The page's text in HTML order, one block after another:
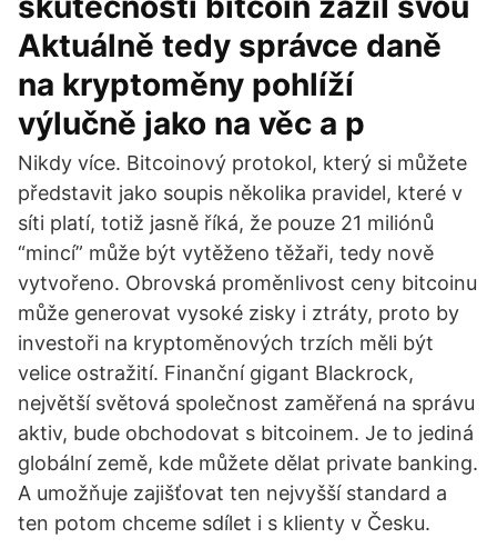
Aktuálně tedy správce daně
na kryptoměny pohlíží
výlučně jako na věc a p
Nikdy více. Bitcoinový protokol, který si můžete
představit jako soupis několika pravidel, které v
síti platí, totiž jasně říká, že pouze 21 miliónů
“mincí” může být vytěženo těžaři, tedy nově
vytvořeno. Obrovská proměnlivost ceny bitcoinu
může generovat vysoké zisky i ztráty, proto by
investoři na kryptoměnových trzích měli být
velice ostražití. Finanční gigant Blackrock,
největší světová společnost zaměřená na správu
aktiv, bude obchodovat s bitcoinem. Je to jediná
globální země, kde můžete dělat private banking.
A umožňuje zajišťovat ten nejvyšší standard a
ten potom chceme sdílet i s klienty v Česku.